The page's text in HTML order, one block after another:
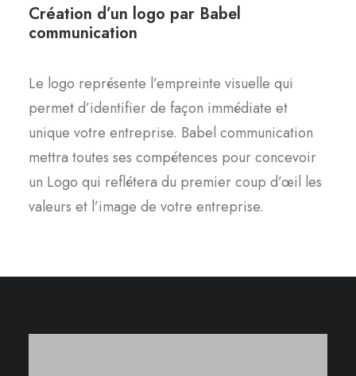
Création d’un logo par Babel
communication
Le logo représente l’empreinte visuelle qui
permet d’identifier de façon immédiate et
unique votre entreprise. Babel communication
mettra toutes ses compétences pour concevoir
un Logo qui reflétera du premier coup d’œil les
valeurs et l’image de votre entreprise.